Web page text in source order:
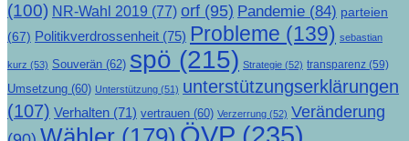
(100) NR-Wahl 2019 (77) orf (95) Pandemie (84) parteien
(67) Politikverdrossenheit (75) Probleme (139) sebastian
kurz (53) Souverän (62) spö (215) Strategie (52) transparenz (59)
Umsetzung (60) Unterstützung (51) unterstützungserklärungen
(107) Verhalten (71) vertrauen (60) Verzerrung (52) Veränderung